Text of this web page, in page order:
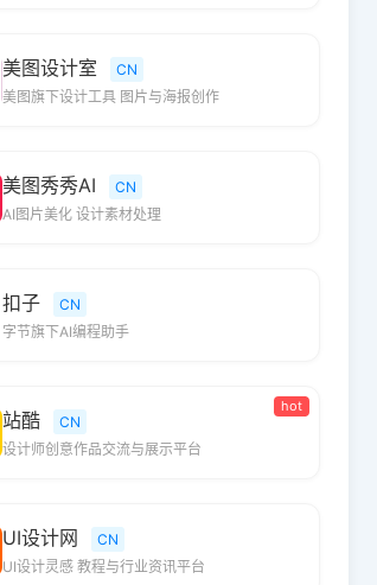
美图设计室
CN
美图旗下设计工具 图片与海报创作
美图秀秀AI
CN
AI图片美化 设计素材处理
扣子
CN
字节旗下AI编程助手
hot
站酷
CN
设计师创意作品交流与展示平台
UI设计网
CN
UI设计灵感 教程与行业资讯平台